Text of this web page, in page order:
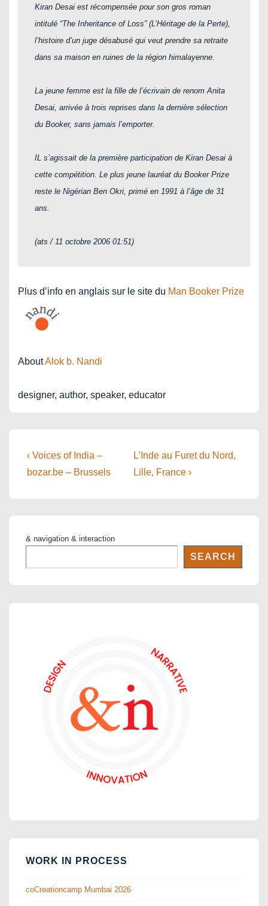
Kiran Desai est récompensée pour son gros roman
intitulé “The Inheritance of Loss” (L’Héritage de la Perte),
l’histoire d’un juge désabusé qui veut prendre sa retraite
dans sa maison en ruines de la région himalayenne.
La jeune femme est la fille de l’écrivain de renom Anita
Desai, arrivée à trois reprises dans la dernière sélection
du Booker, sans jamais l’emporter.
IL s’agissait de la première participation de Kiran Desai à
cette compétition. Le plus jeune lauréat du Booker Prize
reste le Nigérian Ben Okri, primé en 1991 à l’âge de 31
ans.
(ats / 11 octobre 2006 01:51)
Plus d’info en anglais sur le site du Man Booker Prize
AboutAlok b. Nandi
designer, author, speaker, educator
Post
navigation
Previous
Post
‹ Voices of India –
bozar.be – Brussels
Next
Post
L’Inde au Furet du Nord,
Lille, France ›
& navigation & interaction
SEARCH
WORK IN PROCESS
coCreationcamp Mumbai 2026